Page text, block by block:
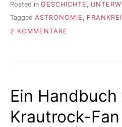
Posted in GESCHICHTE ,
Tagged ASTRONOMIE ,
2 KOMMENTARE
Ein
Krautrock-Fan